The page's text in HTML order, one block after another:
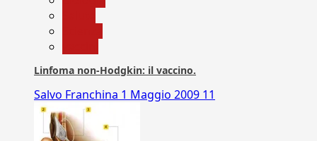
Linfoma non-Hodgkin: il vaccino.
Salvo Franchina 1 Maggio 2009 11